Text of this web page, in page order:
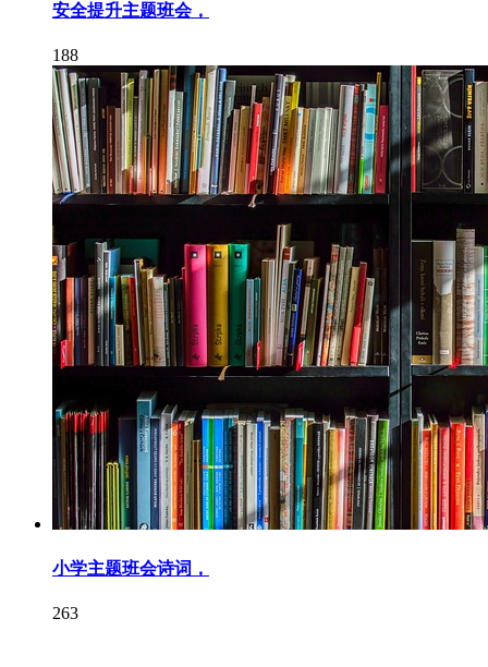
安全提升主题班会，
188
小学主题班会诗词，
263